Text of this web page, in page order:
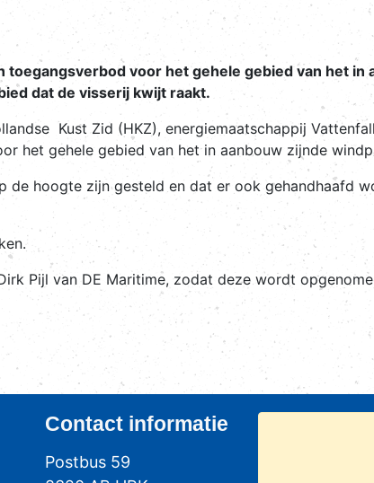
voor het gehele gebied van het in
dat de visserij kwijt raakt.
Kust Zid (HKZ), energiemaatschappij
het gehele gebied van het in aanbouw zijnde
de hoogte zijn gesteld en dat er ook gehandhaafd
Pijl van DE Maritime, zodat deze wordt
Contact informatie
Postbus 59